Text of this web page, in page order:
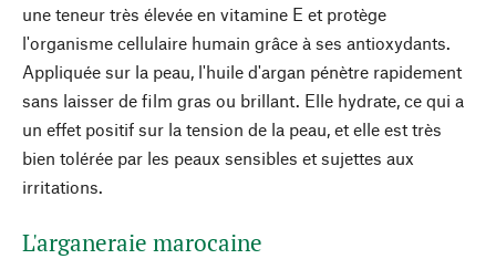
une teneur très élevée en vitamine E et protège
l'organisme cellulaire humain grâce à ses antioxydants.
Appliquée sur la peau, l'huile d'argan pénètre rapidement
sans laisser de film gras ou brillant. Elle hydrate, ce qui a
un effet positif sur la tension de la peau, et elle est très
bien tolérée par les peaux sensibles et sujettes aux
irritations.
L'arganeraie marocaine